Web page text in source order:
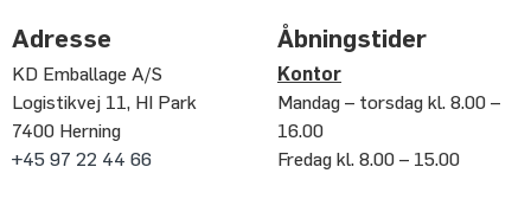
Adresse
KD Emballage A/S
Logistikvej 11, HI Park
7400 Herning
+45 97 22 44 66
Åbningstider
Kontor
Mandag – torsdag kl. 8.00 –
16.00
Fredag kl. 8.00 – 15.00